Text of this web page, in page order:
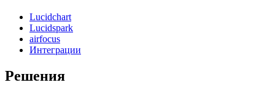
Lucidchart
Lucidspark
airfocus
Интеграции
Решения